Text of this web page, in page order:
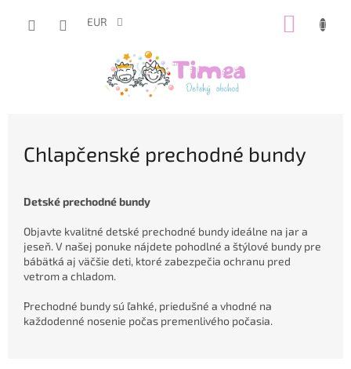
EUR
Chlapčenské prechodné bundy
Detské prechodné bundy
Objavte kvalitné detské prechodné bundy ideálne na jar a
jeseň. V našej ponuke nájdete pohodlné a štýlové bundy pre
bábätká aj väčšie deti, ktoré zabezpečia ochranu pred
vetrom a chladom.
Prechodné bundy sú ľahké, priedušné a vhodné na
každodenné nosenie počas premenlivého počasia.